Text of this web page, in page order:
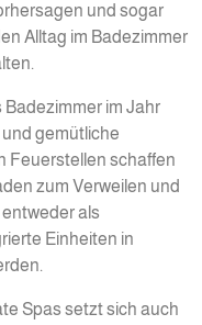
und sogar
Alltag im Badezimmer
im Jahr
und gemütliche
Feuerstellen schaffen
zum Verweilen und
als
Einheiten in
Spas setzt sich auch